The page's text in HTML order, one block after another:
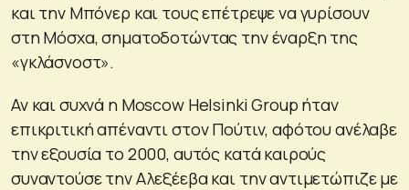
και την Μπόνερ και τους επέτρεψε να γυρίσουν
στη Μόσχα, σηματοδοτώντας την έναρξη της
«γκλάσνοστ».
Αν και συχνά η Moscow Helsinki Group ήταν
επικριτική απέναντι στον Πούτιν, αφότου ανέλαβε
την εξουσία το 2000, αυτός κατά καιρούς
συναντούσε την Αλεξέεβα και την αντιμετώπιζε με